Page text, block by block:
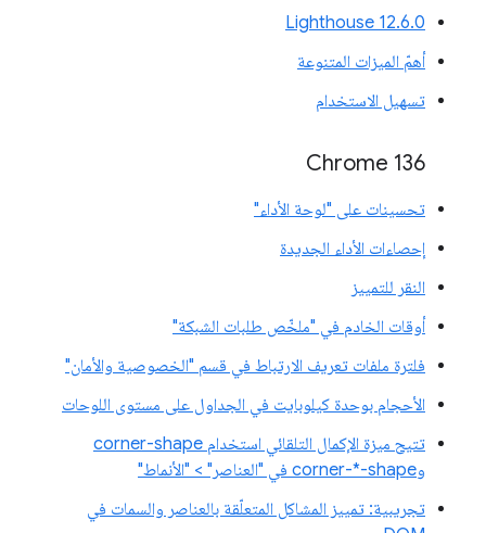
‫Lighthouse 12.6.0
أهمّ الميزات المتنوعة
تسهيل الاستخدام
Chrome 136
تحسينات على "لوحة الأداء"
إحصاءات الأداء الجديدة
النقر للتمييز
أوقات الخادم في "ملخّص طلبات الشبكة"
فلترة ملفات تعريف الارتباط في قسم "الخصوصية والأمان"
الأحجام بوحدة كيلوبايت في الجداول على مستوى اللوحات
تتيح ميزة الإكمال التلقائي استخدام corner-shape
وcorner-*-shape في "العناصر" > "الأنماط"
تجريبية: تمييز المشاكل المتعلّقة بالعناصر والسمات في